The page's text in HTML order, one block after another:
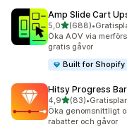
Amp Slide Cart
5,0av 5 stjärnor
(688)
688 recensioner
•
Öka AOV via
gratis gåvor
Built for Shopify
Hitsy Progress Bar
4,9av 5 stjärnor
(83)
83 recensioner totalt
•
Öka genomsnittligt
rabatter och gåvor